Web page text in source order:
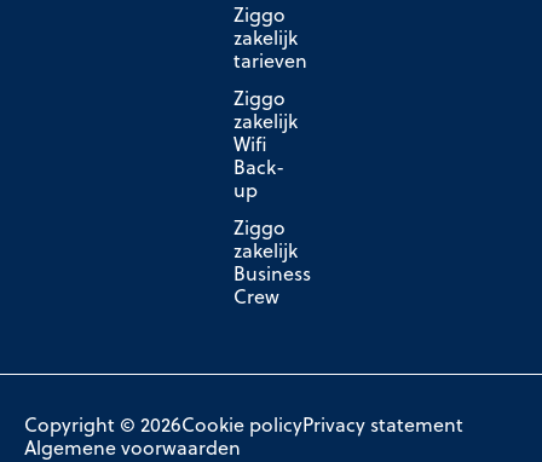
Ziggo
zakelijk
tarieven
Ziggo
zakelijk
Wifi
Back-
up
Ziggo
zakelijk
Business
Crew
Copyright © 2026Cookie policyPrivacy statement
Algemene voorwaarden